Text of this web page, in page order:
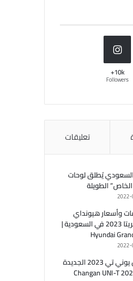
10k+
Followers
تعليقات
السعودي يُطلق لوحات
الطويلة
وأسعار هيونداي
جراند كريتا 2023 في السعودية |
Hyundai
شانجان يوني تي 2023 الجديدة